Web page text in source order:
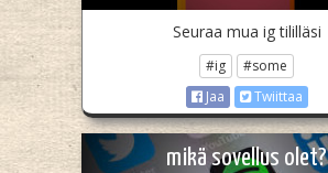
Seuraa mua ig tililläsi
#ig
#some
Jaa
Twiittaa
mikä sovellus olet?